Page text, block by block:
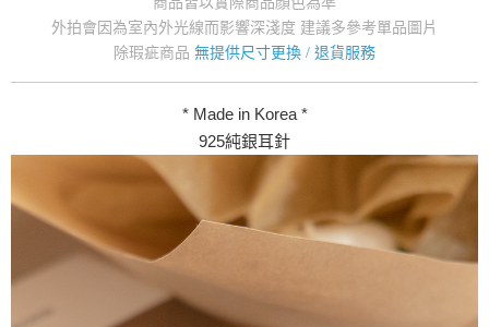
外拍會因為室內外光線而影響深淺度 建議多參考單品圖片
除瑕疵商品 無提供尺寸更換 / 退貨服務
* Made in Korea *
925純銀耳針